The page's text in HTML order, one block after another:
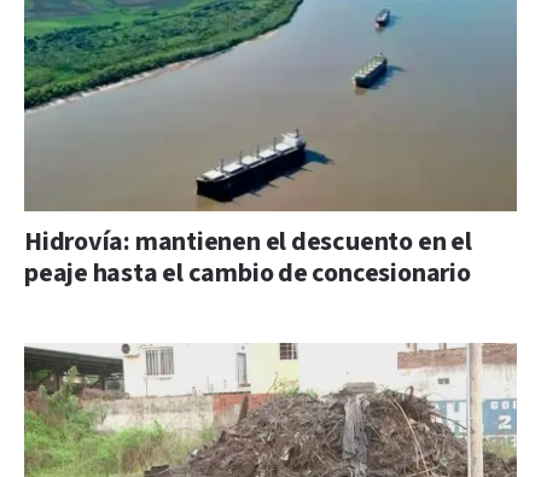
Hidrovía: mantienen el descuento en el
peaje hasta el cambio de concesionario